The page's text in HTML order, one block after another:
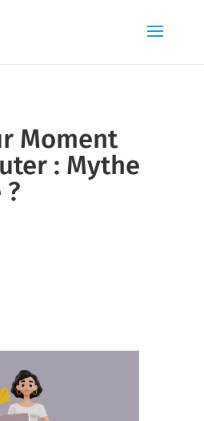
Moment
: Mythe